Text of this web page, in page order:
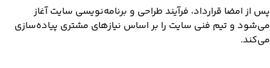
پس از امضا قرارداد، فرآیند طراحی و برنامه‌نویسی سایت آغاز
می‌شود و تیم فنی سایت را بر اساس نیازهای مشتری پیاده‌سازی
می‌کند.